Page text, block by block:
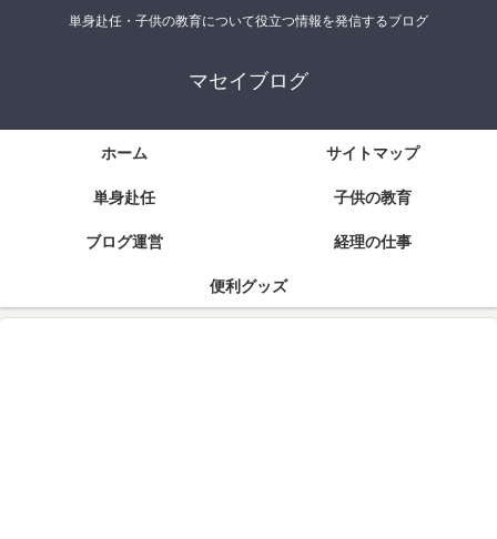
単身赴任・子供の教育について役立つ情報を発信するブログ
マセイブログ
ホーム
サイトマップ
単身赴任
子供の教育
ブログ運営
経理の仕事
便利グッズ